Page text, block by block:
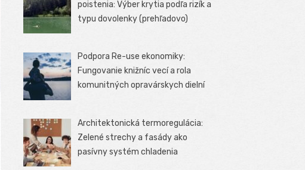
poistenia: Výber krytia podľa rizík a
typu dovolenky (prehľadovo)
Podpora Re-use ekonomiky:
Fungovanie knižníc vecí a rola
komunitných opravárskych dielní
Architektonická termoregulácia:
Zelené strechy a fasády ako
pasívny systém chladenia